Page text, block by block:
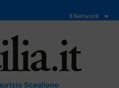
Il Network
Scaglione